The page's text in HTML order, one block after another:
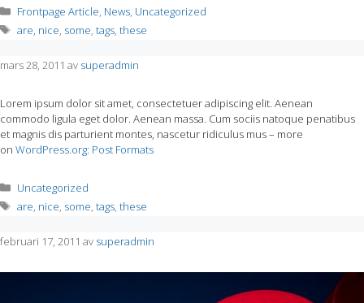
Kategorier
Frontpage Article News, Uncategorized
Etiketter
are nice some tags, these
mars 28, 2011 av superadmin
Lorem ipsum dolor sit amet, consectetuer adipiscing elit. Aenean
commodo ligula eget dolor. Aenean massa. Cum sociis natoque penatibus
et magnis dis parturient montes, nascetur ridiculus mus – more
on WordPress.org: Post Formats
Kategorier
Uncategorized
Etiketter
are nice some tags, these
februari 17, 2011 av superadmin